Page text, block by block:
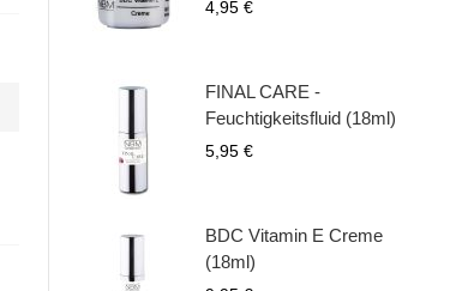
4,95 €
FINAL CARE -
Feuchtigkeitsfluid (18ml)
5,95 €
BDC Vitamin E Creme
(18ml)